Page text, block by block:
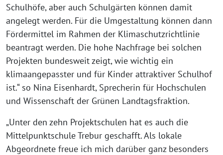
Schulhöfe, aber auch Schulgärten können damit
angelegt werden. Für die Umgestaltung können dann
Fördermittel im Rahmen der Klimaschutzrichtlinie
beantragt werden. Die hohe Nachfrage bei solchen
Projekten bundesweit zeigt, wie wichtig ein
klimaangepasster und für Kinder attraktiver Schulhof
ist.“ so Nina Eisenhardt, Sprecherin für Hochschulen
und Wissenschaft der Grünen Landtagsfraktion.
„Unter den zehn Projektschulen hat es auch die
Mittelpunktschule Trebur geschafft. Als lokale
Abgeordnete freue ich mich darüber ganz besonders